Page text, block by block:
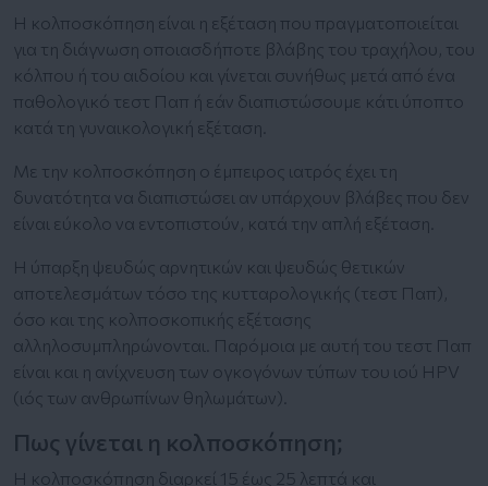
Η κολποσκόπηση είναι η εξέταση που πραγματοποιείται
για τη διάγνωση οποιασδήποτε βλάβης του τραχήλου, του
κόλπου ή του αιδοίου και γίνεται συνήθως μετά από ένα
παθολογικό τεστ Παπ ή εάν διαπιστώσουμε κάτι ύποπτο
κατά τη γυναικολογική εξέταση.
Με την κολποσκόπηση ο έμπειρος ιατρός έχει τη
δυνατότητα να διαπιστώσει αν υπάρχουν βλάβες που δεν
είναι εύκολο να εντοπιστούν, κατά την απλή εξέταση.
Η ύπαρξη ψευδώς αρνητικών και ψευδώς θετικών
αποτελεσμάτων τόσο της κυτταρολογικής (τεστ Παπ),
όσο και της κολποσκοπικής εξέτασης
αλληλοσυμπληρώνονται. Παρόμοια με αυτή του τεστ Παπ
είναι και η ανίχνευση των ογκογόνων τύπων του ιού HPV
(ιός των ανθρωπίνων θηλωμάτων).
Πως γίνεται η κολποσκόπηση;
Η κολποσκόπηση διαρκεί 15 έως 25 λεπτά και